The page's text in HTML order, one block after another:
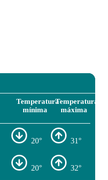
Temperatura
mínima
Temperatura
máxima
20° 31°
20° 32°